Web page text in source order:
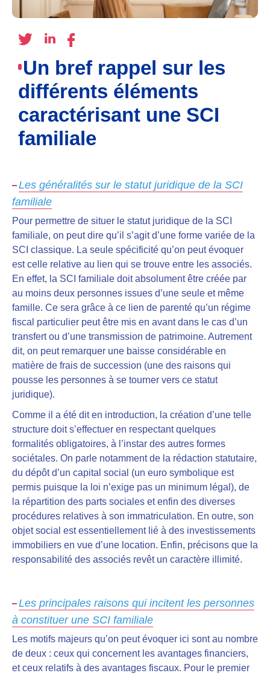
Un bref rappel sur les
différents éléments
caractérisant une SCI
familiale
Les généralités sur le statut juridique de la SCI
familiale
Pour permettre de situer le statut juridique de la SCI
familiale, on peut dire qu’il s’agit d’une forme variée de la
SCI classique. La seule spécificité qu’on peut évoquer
est celle relative au lien qui se trouve entre les associés.
En effet, la SCI familiale doit absolument être créée par
au moins deux personnes issues d’une seule et même
famille. Ce sera grâce à ce lien de parenté qu’un régime
fiscal particulier peut être mis en avant dans le cas d’un
transfert ou d’une transmission de patrimoine. Autrement
dit, on peut remarquer une baisse considérable en
matière de frais de succession (une des raisons qui
pousse les personnes à se tourner vers ce statut
juridique).
Comme il a été dit en introduction, la création d’une telle
structure doit s’effectuer en respectant quelques
formalités obligatoires, à l’instar des autres formes
sociétales. On parle notamment de la rédaction statutaire,
du dépôt d’un capital social (un euro symbolique est
permis puisque la loi n’exige pas un minimum légal), de
la répartition des parts sociales et enfin des diverses
procédures relatives à son immatriculation. En outre, son
objet social est essentiellement lié à des investissements
immobiliers en vue d’une location. Enfin, précisons que la
responsabilité des associés revêt un caractère illimité.
Les principales raisons qui incitent les personnes
à constituer une SCI familiale
Les motifs majeurs qu’on peut évoquer ici sont au nombre
de deux : ceux qui concernent les avantages financiers,
et ceux relatifs à des avantages fiscaux. Pour le premier